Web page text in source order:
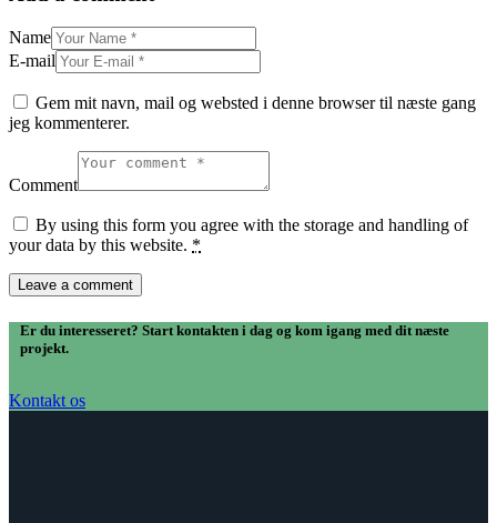
Name
E-mail
Gem mit navn, mail og websted i denne browser til næste gang
jeg kommenterer.
Comment
By using this form you agree with the storage and handling of
your data by this website. *
Er du interesseret? Start kontakten i dag og kom igang med dit næste
projekt.
Kontakt os